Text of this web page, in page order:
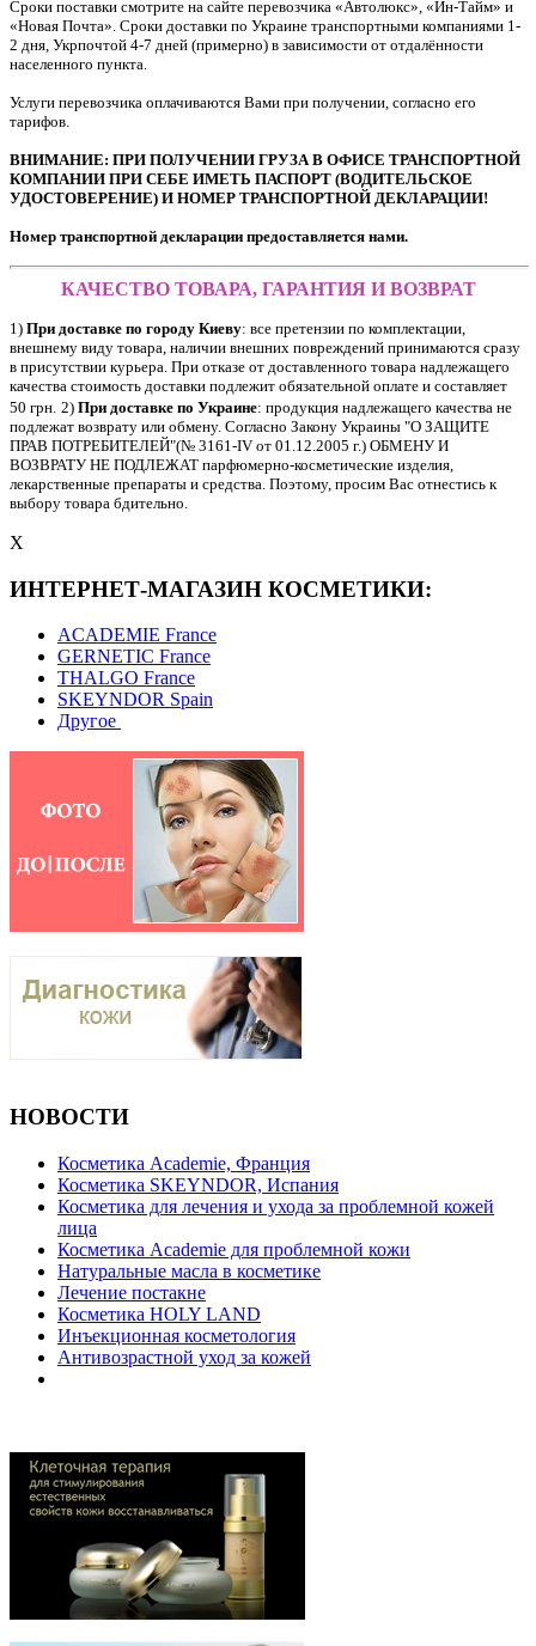
Сроки поставки смотрите на сайте перевозчика «Автолюкс», «Ин-Тайм» и
«Новая Почта». Сроки доставки по Украине транспортными компаниями 1-
2 дня, Укрпочтой 4-7 дней (примерно) в зависимости от отдалённости
населенного пункта.
Услуги перевозчика оплачиваются Вами при получении, согласно его
тарифов.
ВНИМАНИЕ: ПРИ ПОЛУЧЕНИИ ГРУЗА В ОФИСЕ ТРАНСПОРТНОЙ
КОМПАНИИ ПРИ СЕБЕ ИМЕТЬ ПАСПОРТ (ВОДИТЕЛЬСКОЕ
УДОСТОВЕРЕНИЕ) И НОМЕР ТРАНСПОРТНОЙ ДЕКЛАРАЦИИ!
Номер транспортной декларации предоставляется нами.
КАЧЕСТВО ТОВАРА, ГАРАНТИЯ И ВОЗВРАТ
1) При доставке по городу Киеву: все претензии по комплектации,
внешнему виду товара, наличии внешних повреждений принимаются сразу
в присутствии курьера. При отказе от доставленного товара надлежащего
качества стоимость доставки подлежит обязательной оплате и составляет
50 грн. 2) При доставке по Украине: продукция надлежащего качества не
подлежат возврату или обмену. Согласно Закону Украины "O ЗАЩИТЕ
ПРАВ ПОТРЕБИТЕЛЕЙ"(№ 3161-IV от 01.12.2005 г.) ОБМЕНУ И
ВОЗВРАТУ НЕ ПОДЛЕЖАТ парфюмерно-косметические изделия,
лекарственные препараты и средства. Поэтому, просим Вас отнестись к
выбору товара бдительно.
X
ИНТЕРНЕТ-МАГАЗИН КОСМЕТИКИ:
ACADEMIE France
GERNETIC France
THALGO France
SKEYNDOR Spain
Другое
НОВОСТИ
Косметика Academie, Франция
Косметика SKEYNDOR, Испания
Косметика для лечения и ухода за проблемной кожей
лица
Косметика Academie для проблемной кожи
Натуральные масла в косметике
Лечение постакне
Косметика HOLY LAND
Инъекционная косметология
Антивозрастной уход за кожей